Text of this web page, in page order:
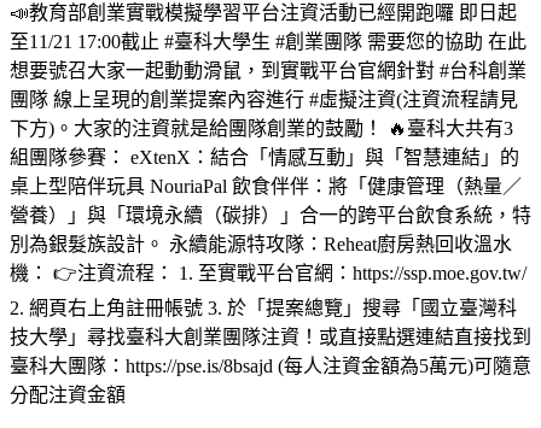
📣教育部創業實戰模擬學習平台注資活動已經開跑囉 即日起
至11/21 17:00截止 #臺科大學生 #創業團隊 需要您的協助 在此
想要號召大家一起動動滑鼠，到實戰平台官網針對 #台科創業
團隊 線上呈現的創業提案內容進行 #虛擬注資(注資流程請見
下方)。大家的注資就是給團隊創業的鼓勵！ 🔥臺科大共有3
組團隊參賽： eXtenX：結合「情感互動」與「智慧連結」的
桌上型陪伴玩具 NouriaPal 飲食伴伴：將「健康管理（熱量／
營養）」與「環境永續（碳排）」合一的跨平台飲食系統，特
別為銀髮族設計。 永續能源特攻隊：Reheat廚房熱回收溫水
機： 👉注資流程： 1. 至實戰平台官網：https://ssp.moe.gov.tw/
2. 網頁右上角註冊帳號 3. 於「提案總覽」搜尋「國立臺灣科
技大學」尋找臺科大創業團隊注資！或直接點選連結直接找到
臺科大團隊：https://pse.is/8bsajd (每人注資金額為5萬元)可隨意
分配注資金額